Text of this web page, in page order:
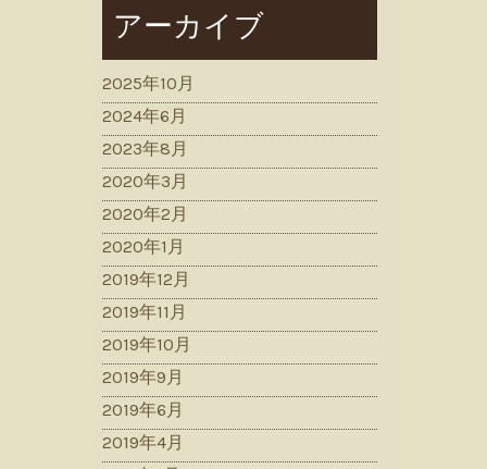
アーカイブ
2025年10月
2024年6月
2023年8月
2020年3月
2020年2月
2020年1月
2019年12月
2019年11月
2019年10月
2019年9月
2019年6月
2019年4月